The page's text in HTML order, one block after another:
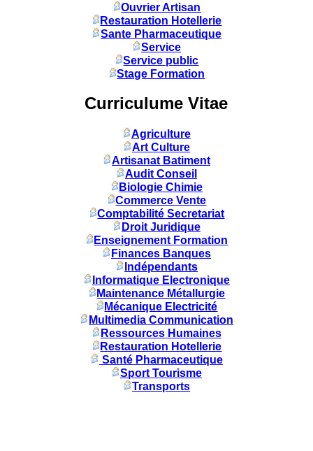
Ouvrier Artisan
Restauration Hotellerie
Sante Pharmaceutique
Service
Service public
Stage Formation
Curriculume Vitae
Agriculture
Art Culture
Artisanat Batiment
Audit Conseil
Biologie Chimie
Commerce Vente
Comptabilité Secretariat
Droit Juridique
Enseignement Formation
Finances Banques
Indépendants
Informatique Electronique
Maintenance Métallurgie
Mécanique Electricité
Multimedia Communication
Ressources Humaines
Restauration Hotellerie
Santé Pharmaceutique
Sport Tourisme
Transports